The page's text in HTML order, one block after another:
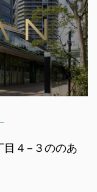
目４−３ののあ